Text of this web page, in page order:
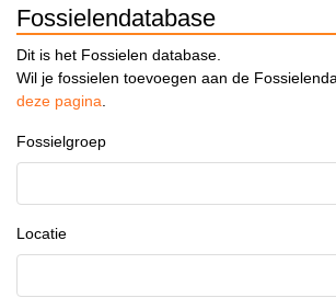
Fossielendatabase
Dit is het Fossielen database.
Wil je fossielen toevoegen aan de
deze pagina.
Fossielgroep
Locatie